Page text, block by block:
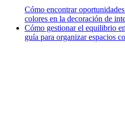
Cómo encontrar
colores en la decoración de
Cómo gestionar el equilibrio
guía para organizar espacios